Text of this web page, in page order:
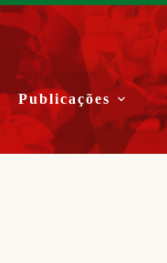
Publicações